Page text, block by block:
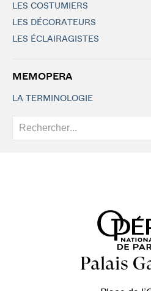
LES COSTUMIERS
LES DÉCORATEURS
LES ÉCLAIRAGISTES
MEMOPERA
LA TERMINOLOGIE
Palais